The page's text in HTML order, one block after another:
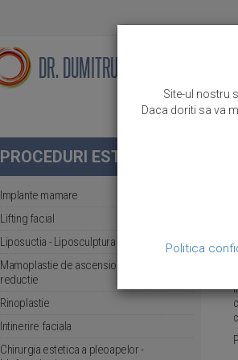
PROCEDURI ESTETICE
Implante mamare
Lifting facial
Liposuctia - Liposculptura
Mamoplastie de ascensionare si sau
reductie
Rinoplastie
Intinerire faciala
Chirurgia estetica a pleoapelor -
Site-ul nostru
Daca doriti sa va
Politica